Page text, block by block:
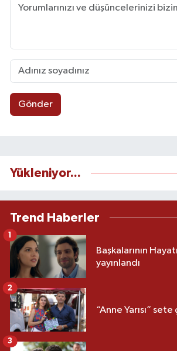
Gönder
Yükleniyor...
Trend Haberler
Başkalarının
yayınlandı
1
“Anne Yarısı” sete
2
3